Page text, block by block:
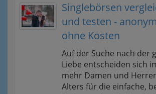
Singlebörsen
und testen -
ohne Kosten
Auf der Suche nach der
Liebe entscheiden sich
mehr Damen und
Alters für die einfache,